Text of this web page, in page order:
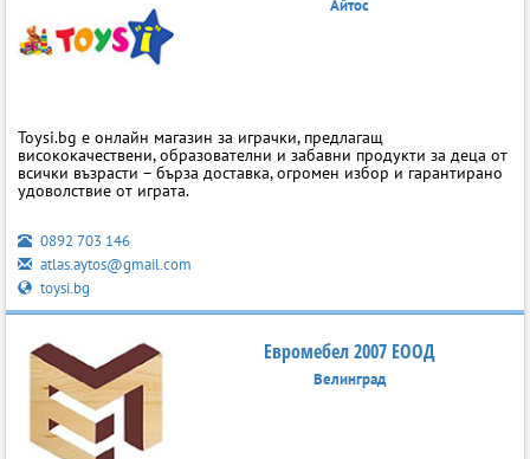
Айтос
Toysi.bg е онлайн магазин за играчки, предлагащ
висококачествени, образователни и забавни продукти за деца от
всички възрасти – бърза доставка, огромен избор и гарантирано
удоволствие от играта.
0892 703 146
atlas.aytos@gmail.com
toysi.bg
Евромебел 2007 ЕООД
Велинград